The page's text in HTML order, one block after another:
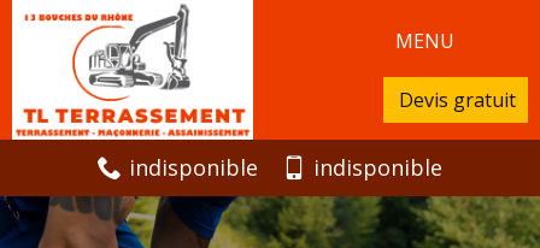
MENU
Devis gratuit
indisponible indisponible